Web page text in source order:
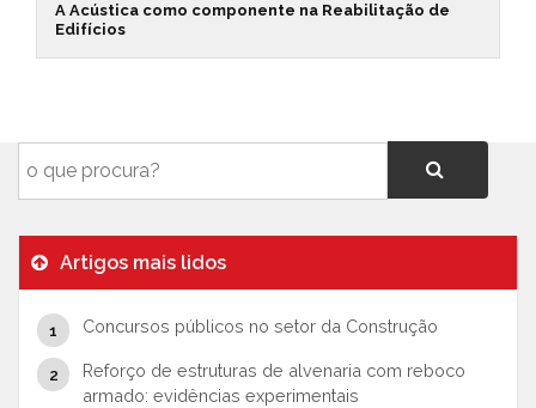
A Acústica como componente na Reabilitação de
Edifícios
Artigos mais lidos
Concursos públicos no setor da Construção
Reforço de estruturas de alvenaria com reboco
armado: evidências experimentais